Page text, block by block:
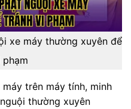
xe máy thường xuyên để
trên máy tính, minh
thường xuyên